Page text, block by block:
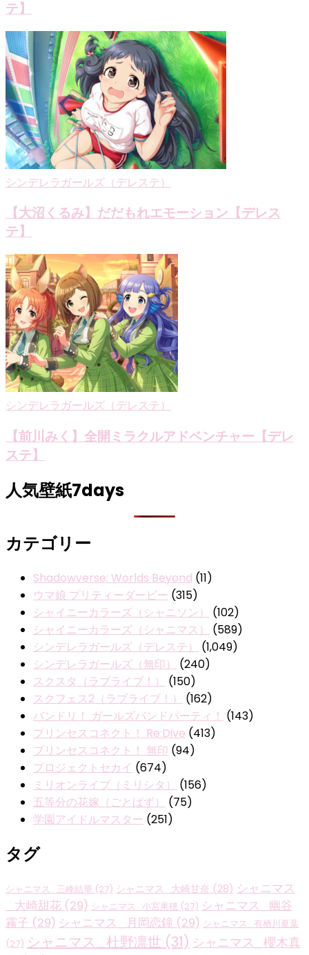
テ】
シンデレラガールズ（デレステ）
【大沼くるみ】だだもれエモーション【デレス
テ】
シンデレラガールズ（デレステ）
【前川みく】全開ミラクルアドベンチャー【デレ
ステ】
人気壁紙7days
カテゴリー
Shadowverse: Worlds Beyond (11)
ウマ娘 プリティーダービー (315)
シャイニーカラーズ（シャニソン）
(102)
シャイニーカラーズ（シャニマス）
(589)
シンデレラガールズ（デレステ）
(1,049)
シンデレラガールズ（無印）
(240)
スクスタ（ラブライブ！）
(150)
スクフェス2（ラブライブ！）
(162)
バンドリ！ ガールズバンドパーティ！ (143)
プリンセスコネクト！ Re:Dive (413)
プリンセスコネクト！ 無印 (94)
プロジェクトセカイ (674)
ミリオンライブ（ミリシタ）
(156)
五等分の花嫁（ごとぱず）
(75)
学園アイドルマスター (251)
タグ
シャニマス_三峰結華 (27) シャニマス_大崎甘奈 (28) シャニマス
_大崎甜花 (29) シャニマス_小宮果穂 (27) シャニマス_幽谷
霧子 (29) シャニマス_月岡恋鐘 (29) シャニマス_有栖川夏葉
(27) シャニマス_杜野凛世 (31) シャニマス_櫻木真